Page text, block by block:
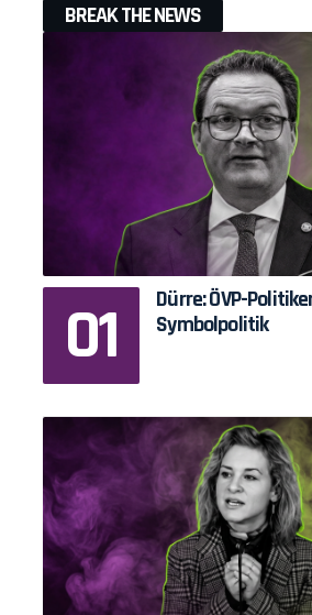
BREAK THE NEWS
Dürre: ÖVP-
Symbolpolitik